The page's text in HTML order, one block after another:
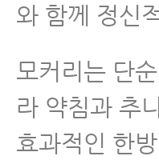
와 함께 정신
모커리는 단
라 약침과 추
효과적인 한